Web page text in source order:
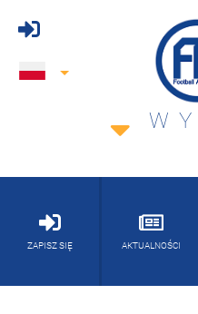
ZAPISZ SIĘ AKTUALNOŚCI